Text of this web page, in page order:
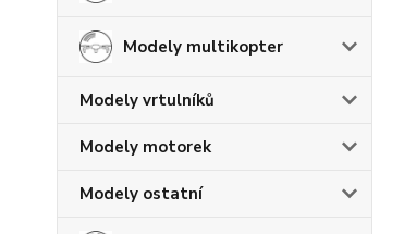
Modely multikopter
Modely vrtulníků
Modely motorek
Modely ostatní